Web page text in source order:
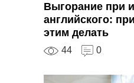
Выгорание при
английского:
этим делать
44 0